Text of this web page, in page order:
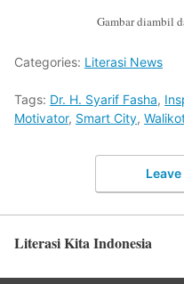
Gambar diambil
Categories: Literasi News
Tags: Dr. H. Syarif Fasha,
Motivator, Smart City,
Literasi Kita Indonesia